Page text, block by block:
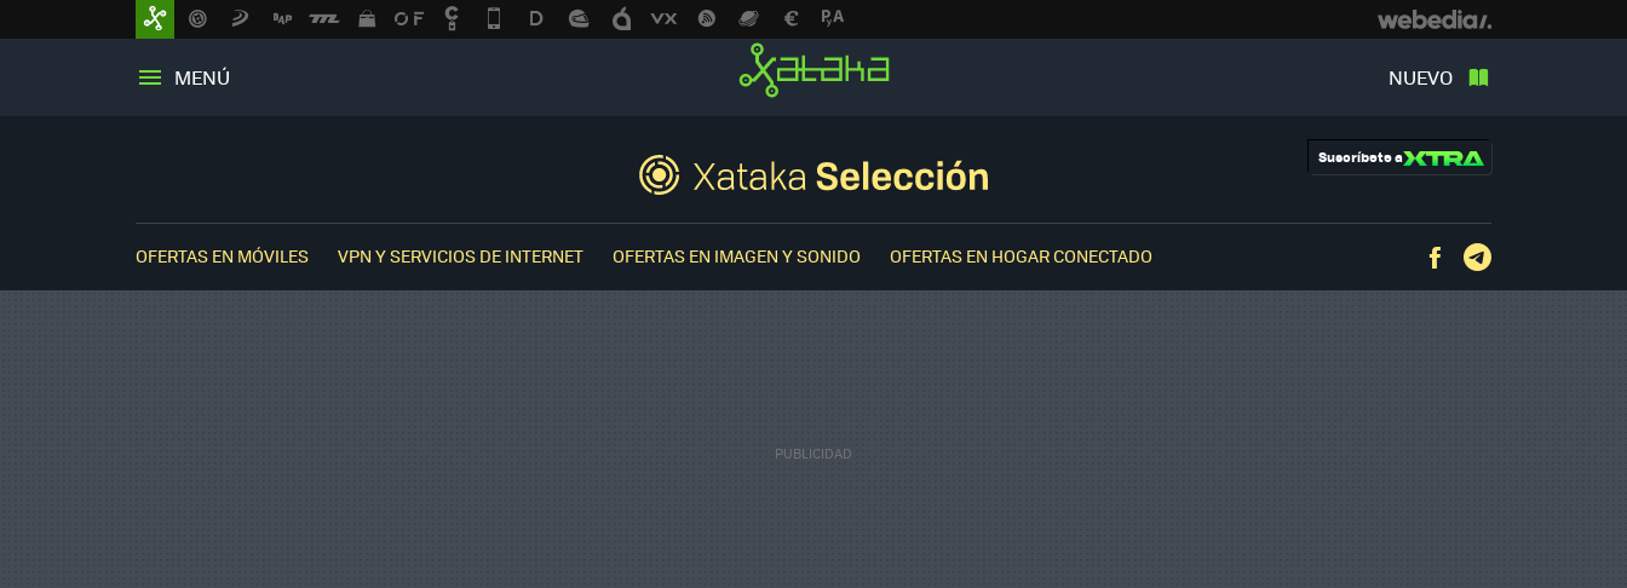
MENÚ NUEVO
Suscríbete a
OFERTAS EN MÓVILES VPN Y SERVICIOS DE INTERNET OFERTAS EN IMAGEN Y SONIDO OFERTAS EN HOGAR CONECTADO Facebook